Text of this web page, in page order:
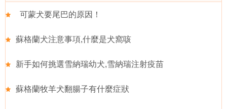
可蒙犬要尾巴的原因！
蘇格蘭犬注意事項,什麼是犬窩咳
新手如何挑選雪納瑞幼犬,雪納瑞注射疫苗
蘇格蘭牧羊犬翻腸子有什麼症狀